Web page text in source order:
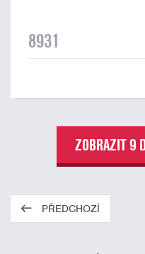
8931
ZOBRAZIT 9
PŘEDCHOZÍ